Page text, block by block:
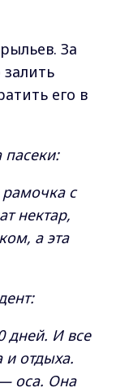
За
его в
с
нектар,
а эта
дней. И все
и отдыха.
оса. Она